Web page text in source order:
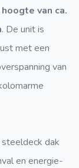
van ca.
. De unit is
met een
van
dak
en energie-